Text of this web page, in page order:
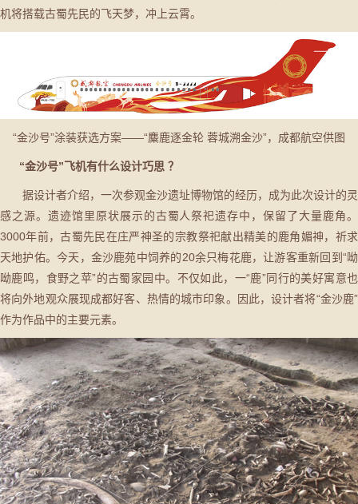
机将搭载古蜀先民的飞天梦，冲上云霄。
“金沙号”涂装获选方案——“麋鹿逐金轮 蓉城溯金沙”，成都航空供图
“金沙号”飞机有什么设计巧思 ？
据设计者介绍，一次参观金沙遗址博物馆的经历，成为此次设计的灵
感之源。遗迹馆里原状展示的古蜀人祭祀遗存中，保留了大量鹿角。
3000年前，古蜀先民在庄严神圣的宗教祭祀献出精美的鹿角媚神，祈求
天地护佑。今天，金沙鹿苑中饲养的20余只梅花鹿，让游客重新回到“呦
呦鹿鸣，食野之苹”的古蜀家园中。不仅如此，一“鹿”同行的美好寓意也
将向外地观众展现成都好客、热情的城市印象。因此，设计者将“金沙鹿”
作为作品中的主要元素。